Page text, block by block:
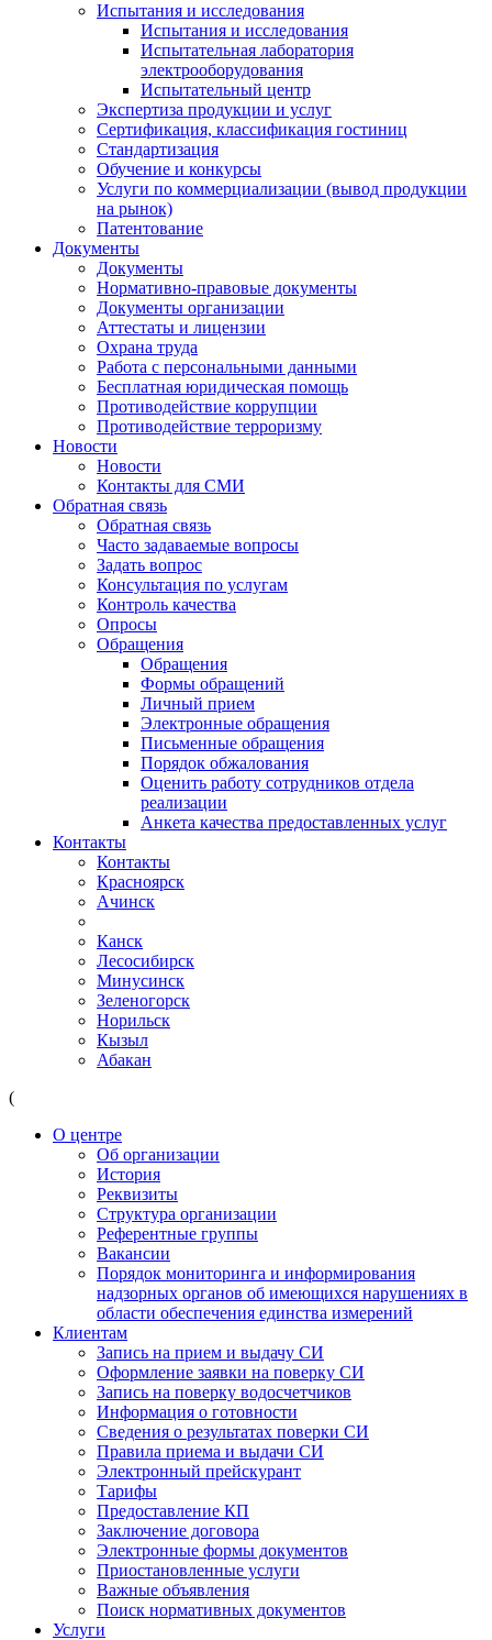
Испытания и исследования
Испытания и исследования
Испытательная лаборатория
электрооборудования
Испытательный центр
Экспертиза продукции и услуг
Сертификация, классификация гостиниц
Стандартизация
Обучение и конкурсы
Услуги по коммерциализации (вывод продукции
на рынок)
Патентование
Документы
Документы
Нормативно-правовые документы
Документы организации
Аттестаты и лицензии
Охрана труда
Работа с персональными данными
Бесплатная юридическая помощь
Противодействие коррупции
Противодействие терроризму
Новости
Новости
Контакты для СМИ
Обратная связь
Обратная связь
Часто задаваемые вопросы
Задать вопрос
Консультация по услугам
Контроль качества
Опросы
Обращения
Обращения
Формы обращений
Личный прием
Электронные обращения
Письменные обращения
Порядок обжалования
Оценить работу сотрудников отдела
реализации
Анкета качества предоставленных услуг
Контакты
Контакты
Красноярск
Ачинск
Канск
Лесосибирск
Минусинск
Зеленогорск
Норильск
Кызыл
Абакан
(
О центре
Об организации
История
Реквизиты
Структура организации
Референтные группы
Вакансии
Порядок мониторинга и информирования
надзорных органов об имеющихся нарушениях в
области обеспечения единства измерений
Клиентам
Запись на прием и выдачу СИ
Оформление заявки на поверку СИ
Запись на поверку водосчетчиков
Информация о готовности
Сведения о результатах поверки СИ
Правила приема и выдачи СИ
Электронный прейскурант
Тарифы
Предоставление КП
Заключение договора
Электронные формы документов
Приостановленные услуги
Важные объявления
Поиск нормативных документов
Услуги